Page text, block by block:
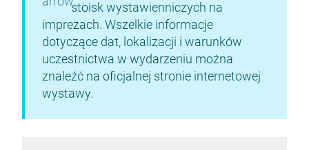
stoisk wystawienniczych na
imprezach. Wszelkie informacje
dotyczące dat, lokalizacji i warunków
uczestnictwa w wydarzeniu można
znaleźć na oficjalnej stronie internetowej
wystawy.